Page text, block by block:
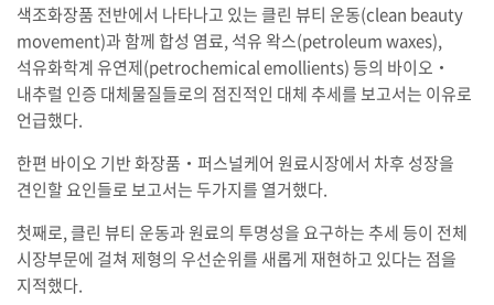
색조화장품 전반에서 나타나고 있는 클린 뷰티 운동(clean beauty
movement)과 함께 합성 염료, 석유 왁스(petroleum waxes),
석유화학계 유연제(petrochemical emollients) 등의 바이오‧
내추럴 인증 대체물질들로의 점진적인 대체 추세를 보고서는 이유로
언급했다.
한편 바이오 기반 화장품‧퍼스널케어 원료시장에서 차후 성장을
견인할 요인들로 보고서는 두가지를 열거했다.
첫째로, 클린 뷰티 운동과 원료의 투명성을 요구하는 추세 등이 전체
시장부문에 걸쳐 제형의 우선순위를 새롭게 재현하고 있다는 점을
지적했다.